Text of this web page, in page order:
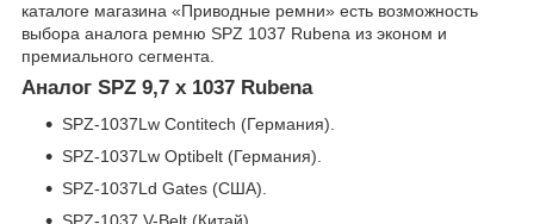
каталоге магазина «Приводные ремни» есть возможность
выбора аналога ремню SPZ 1037 Rubena из эконом и
премиального сегмента.
Аналог SPZ 9,7 x 1037 Rubena
SPZ-1037Lw Contitech (Германия).
SPZ-1037Lw Optibelt (Германия).
SPZ-1037Ld Gates (США).